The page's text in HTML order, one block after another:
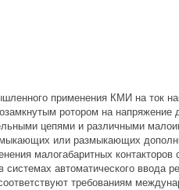
применения КМИ на ток
ротором на
цепями и различными
или размыкающих
малогабаритных
автоматического ввода
требованиям